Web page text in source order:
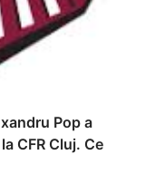
Pop a
CFR Cluj. Ce